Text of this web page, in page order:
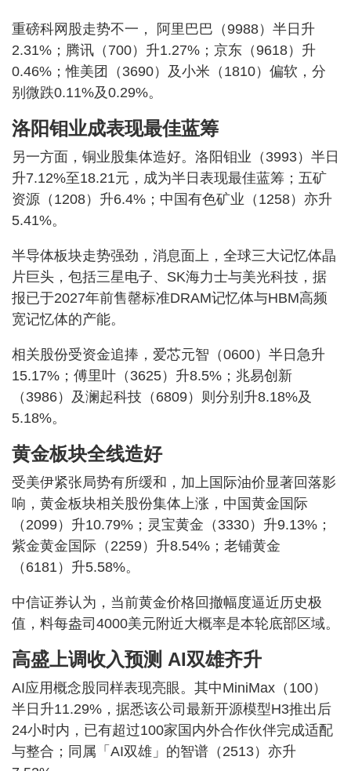
重磅科网股走势不一， 阿里巴巴（9988）半日升
2.31%；腾讯（700）升1.27%；京东（9618）升
0.46%；惟美团（3690）及小米（1810）偏软，分
别微跌0.11%及0.29%。
洛阳钼业成表现最佳蓝筹
另一方面，铜业股集体造好。洛阳钼业（3993）半日
升7.12%至18.21元，成为半日表现最佳蓝筹；五矿
资源（1208）升6.4%；中国有色矿业（1258）亦升
5.41%。
半导体板块走势强劲，消息面上，全球三大记忆体晶
片巨头，包括三星电子、SK海力士与美光科技，据
报已于2027年前售罄标准DRAM记忆体与HBM高频
宽记忆体的产能。
相关股份受资金追捧，爱芯元智（0600）半日急升
15.17%；傅里叶（3625）升8.5%；兆易创新
（3986）及澜起科技（6809）则分别升8.18%及
5.18%。
黄金板块全线造好
受美伊紧张局势有所缓和，加上国际油价显著回落影
响，黄金板块相关股份集体上涨，中国黄金国际
（2099）升10.79%；灵宝黄金（3330）升9.13%；
紫金黄金国际（2259）升8.54%；老铺黄金
（6181）升5.58%。
中信证券认为，当前黄金价格回撤幅度逼近历史极
值，料每盎司4000美元附近大概率是本轮底部区域。
高盛上调收入预测 AI双雄齐升
AI应用概念股同样表现亮眼。其中MiniMax（100）
半日升11.29%，据悉该公司最新开源模型H3推出后
24小时内，已有超过100家国内外合作伙伴完成适配
与整合；同属「AI双雄」的智谱（2513）亦升